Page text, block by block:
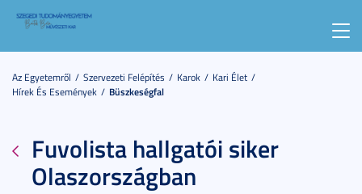
Az Egyetemről Szervezeti Felépítés Karok
Kari Élet
Hírek És Események
Büszkeségfal
Fuvolista hallgatói siker
Olaszországban